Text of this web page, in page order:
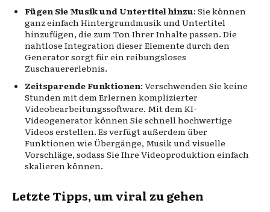
Fügen Sie Musik und Untertitel hinzu: Sie können
ganz einfach Hintergrundmusik und Untertitel
hinzufügen, die zum Ton Ihrer Inhalte passen. Die
nahtlose Integration dieser Elemente durch den
Generator sorgt für ein reibungsloses
Zuschauererlebnis.
Zeitsparende Funktionen: Verschwenden Sie keine
Stunden mit dem Erlernen komplizierter
Videobearbeitungssoftware. Mit dem KI-
Videogenerator können Sie schnell hochwertige
Videos erstellen. Es verfügt außerdem über
Funktionen wie Übergänge, Musik und visuelle
Vorschläge, sodass Sie Ihre Videoproduktion einfach
skalieren können.
Letzte Tipps, um viral zu gehen